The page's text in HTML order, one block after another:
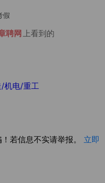
假
聘网 上看到的
机电/重工
若信息不实请举报。 立即